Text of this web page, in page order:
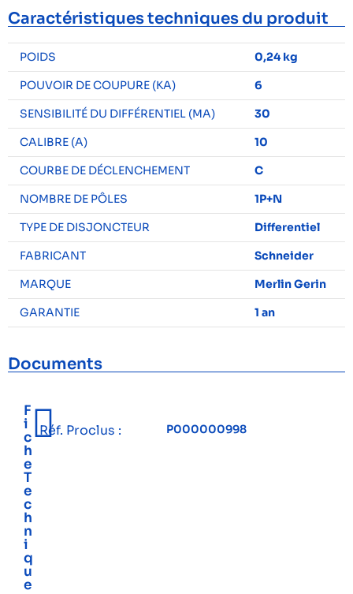
Caractéristiques techniques du produit
POIDS
0,24 kg
POUVOIR DE COUPURE (KA)
6
SENSIBILITÉ DU DIFFÉRENTIEL (MA)
30
CALIBRE (A)
10
COURBE DE DÉCLENCHEMENT
C
NOMBRE DE PÔLES
1P+N
TYPE DE DISJONCTEUR
Differentiel
FABRICANT
Schneider
MARQUE
Merlin Gerin
GARANTIE
1 an
Documents
F
i
c
h
e
T
e
c
h
n
i
q
u
e
Réf. Proclus : P000000998